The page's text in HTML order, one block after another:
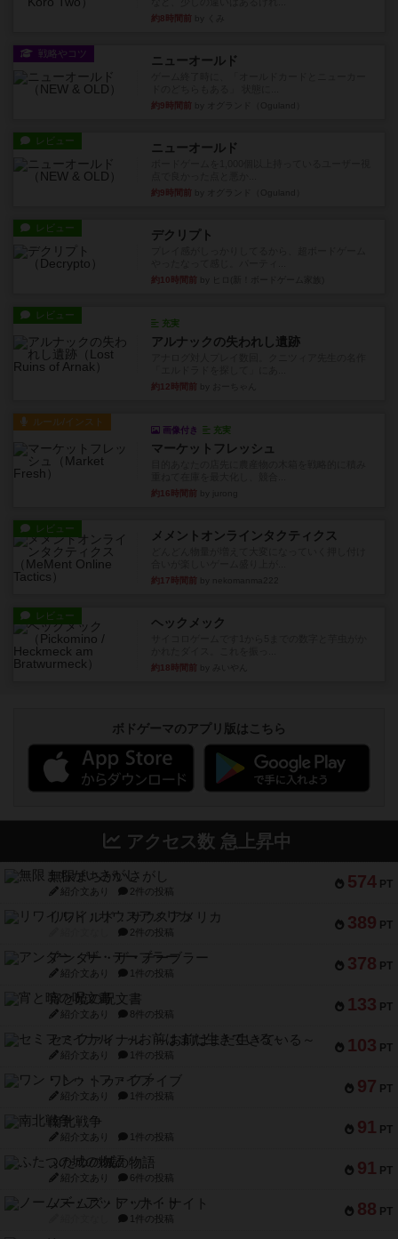
約8時間前
戦略やコツ ニューオールド
約9時間前
レビュー ニューオールド
約9時間前
レビュー デクリプト
約10時間前
レビュー
充実
アルナックの失われし遺跡
約12時間前
ルール/インスト
画像付き 充実
マーケットフレッシュ
約16時間前
レビュー メメントオンラインタクティクス
約17時間前
レビュー ヘックメック
約18時間前
ボドゲーマのアプリ版はこちら
アクセス数 急上昇中
574 PT
無限まちがいさがし
紹介文あり 2件の投稿
389 PT
リワイルド：サウスアメリカ
2件の投稿
378 PT
アンダー・ザ・テーブラー
紹介文あり 1件の投稿
133 PT
宵と暁の呪文書
紹介文あり 8件の投稿
103 PT
セミファイナル ～お前はまだ生きている～
紹介文あり 1件の投稿
97 PT
ワン・トゥ・ファイブ
紹介文あり 1件の投稿
91 PT
南北戦争
紹介文あり 1件の投稿
91 PT
ふたつの城の物語
紹介文あり 6件の投稿
88 PT
ノームズ・アット・ナイト
1件の投稿